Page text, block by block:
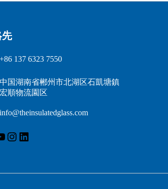
先
+86 137 6323 7550
中国湖南省郴州市北湖区石凱塘鎮
宏順物流園区
info@theinsulatedglass.com
ブインスタグラム LinkedIn